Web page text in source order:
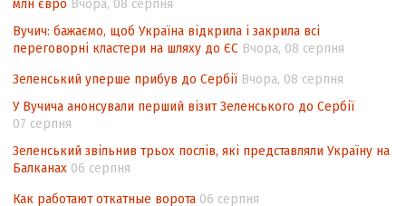
контексті євроінтеграції
Аналіз виборчого законодавства щодо
невизначеності механізму повторного
підрахунку голосів виборців
Інформаційна безпека суспільства
млн євро Вчора, 08 серпня
Вучич: бажаємо, щоб Україна відкрила і закрила всі
переговорні кластери на шляху до ЄС Вчора, 08 серпня
Зеленський уперше прибув до Сербії Вчора, 08 серпня
У Вучича анонсували перший візит Зеленського до Сербії
07 серпня
Зеленський звільнив трьох послів, які представляли Україну на
Балканах 06 серпня
Как работают откатные ворота 06 серпня